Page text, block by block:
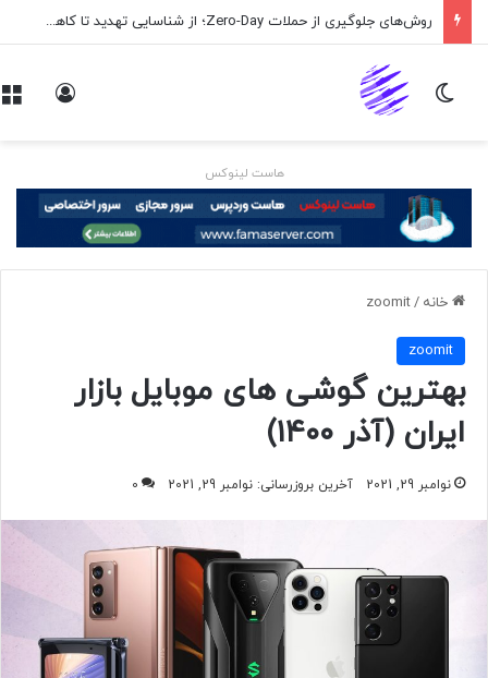
روش‌های جلوگیری از حملات Zero-Day؛ از شناسایی تهدید تا کاهش ریسک
تغییر پوسته
هاست لینوکس
خانه /
zoomit
zoomit
بهترین گوشی های موبایل بازار
ایران (آذر ۱۴۰۰)
نوامبر 29, 2021 آخرین بروزرسانی: نوامبر 29, 2021 0